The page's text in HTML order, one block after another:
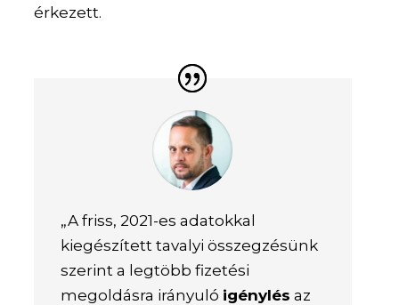
érkezett.
„A friss, 2021-es adatokkal
kiegészített tavalyi összegzésünk
szerint a legtöbb fizetési
megoldásra irányuló igénylés az